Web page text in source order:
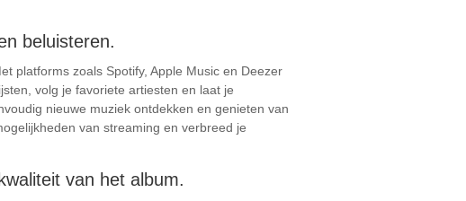
beluisteren.
platforms zoals Spotify, Apple Music en Deezer
volg je favoriete artiesten en laat je
nieuwe muziek ontdekken en genieten van
van streaming en verbreed je
van het album.